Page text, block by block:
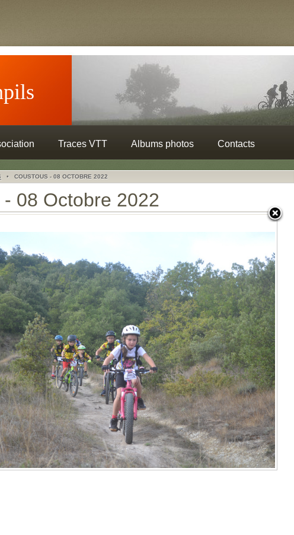
Traces VTT Albums photos Contacts
• COUSTOUS - 08 OCTOBRE 2022
08 Octobre 2022